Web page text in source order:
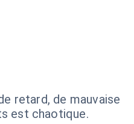
retard, de mauvaise
est chaotique.